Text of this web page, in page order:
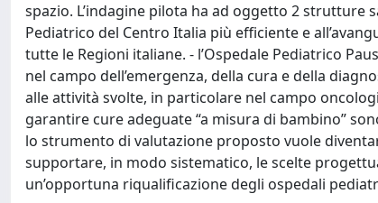
spazio. L’indagine pilota ha ad oggetto 2 strutture
Pediatrico del Centro Italia più efficiente e
tutte le Regioni italiane. - l’Ospedale Pediatrico
nel campo dell’emergenza, della cura e della
alle attività svolte, in particolare nel campo
garantire cure adeguate “a misura di bambino”
lo strumento di valutazione proposto vuole
supportare, in modo sistematico, le scelte
un’opportuna riqualificazione degli ospedali